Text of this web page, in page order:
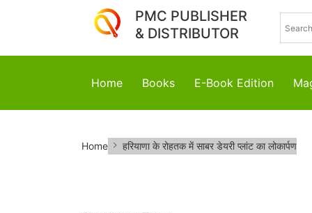
PMC PUBLISHER
& DISTRIBUTOR
Home Books E-Book Edition
Home हरियाणा के रोहतक में साबर डेयरी प्लांट का लोकार्पण